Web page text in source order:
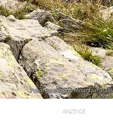
Foto: Ratschings Mountain Trails
ANZEIGE